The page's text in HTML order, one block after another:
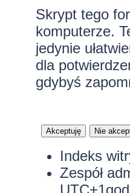
Skrypt tego
komputerze.
jedynie
dla
gdybyś
Indeks
Zespół